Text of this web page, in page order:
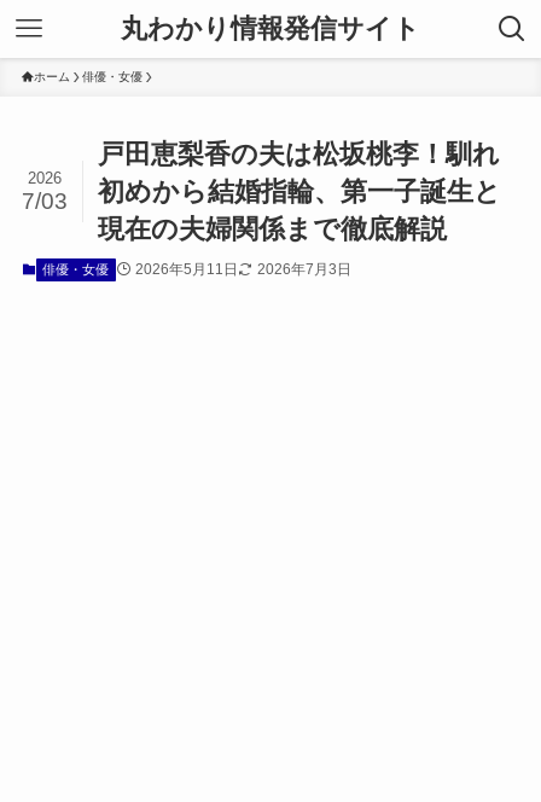
丸わかり情報発信サイト
ホーム 俳優・女優
戸田恵梨香の夫は松坂桃李！馴れ
初めから結婚指輪、第一子誕生と
現在の夫婦関係まで徹底解説
2026
7/03
俳優・女優 2026年5月11日 2026年7月3日